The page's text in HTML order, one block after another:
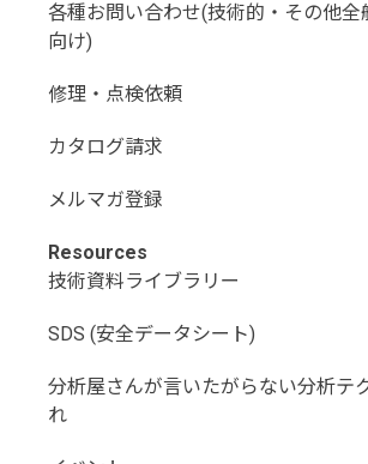
各種お問い合わせ(技術的・その他全
向け)
修理・点検依頼
カタログ請求
メルマガ登録
Resources
技術資料ライブラリー
SDS (安全データシート)
分析屋さんが言いたがらない分析テ
れ